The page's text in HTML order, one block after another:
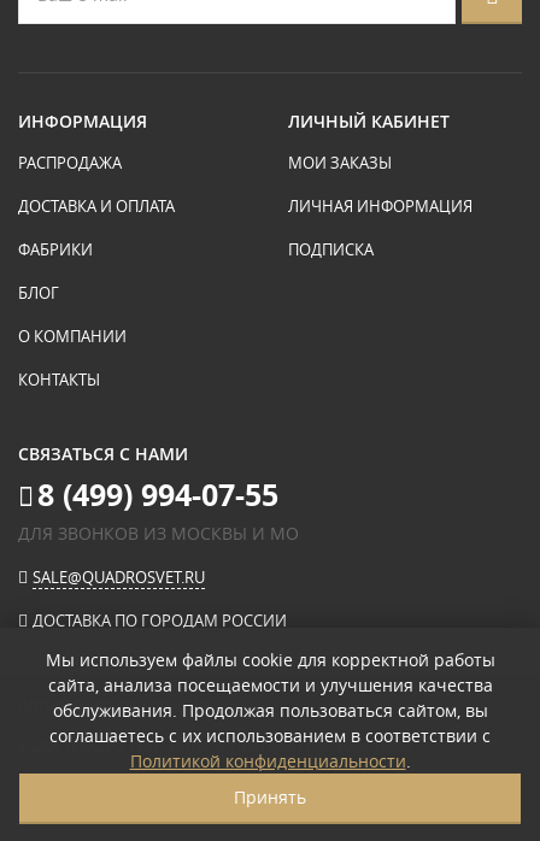
ИНФОРМАЦИЯ
РАСПРОДАЖА
ДОСТАВКА И ОПЛАТА
ФАБРИКИ
БЛОГ
О КОМПАНИИ
КОНТАКТЫ
ЛИЧНЫЙ КАБИНЕТ
МОИ ЗАКАЗЫ
ЛИЧНАЯ ИНФОРМАЦИЯ
ПОДПИСКА
СВЯЗАТЬСЯ С НАМИ
8 (499) 994-07-55
ДЛЯ ЗВОНКОВ ИЗ МОСКВЫ И МО
SALE@QUADROSVET.RU
ДОСТАВКА ПО ГОРОДАМ РОССИИ
ОПЛАЧИВАЙТЕ ПРИ ПОЛУЧЕНИИ
© 2026«КВАДРО СВЕТ» ИНТЕРНЕТ-МАГАЗИН СВЕТИЛЬНИКОВ.
ПОЛИТИКА КОНФИДЕНЦИАЛЬНОСТИ
Мы используем файлы cookie для корректной работы
сайта, анализа посещаемости и улучшения качества
обслуживания. Продолжая пользоваться сайтом, вы
соглашаетесь с их использованием в соответствии с
Политикой конфиденциальности.
Принять